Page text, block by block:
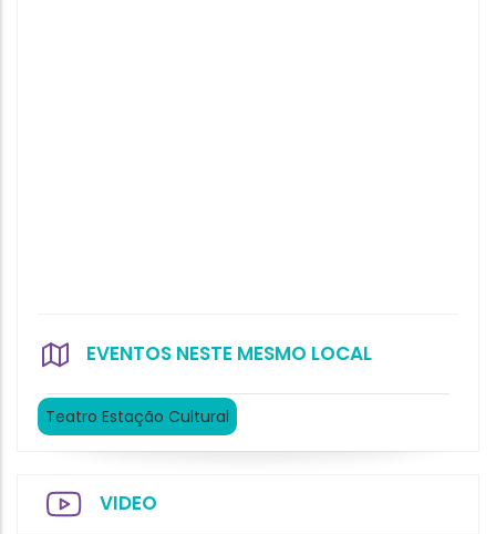
EVENTOS NESTE MESMO LOCAL
Teatro Estação Cultural
VIDEO